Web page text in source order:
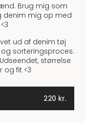
Brug mig som
denim mig op med
ud af denim tøj
sorteringsproces.
størrelse
og fit <3
220 kr.